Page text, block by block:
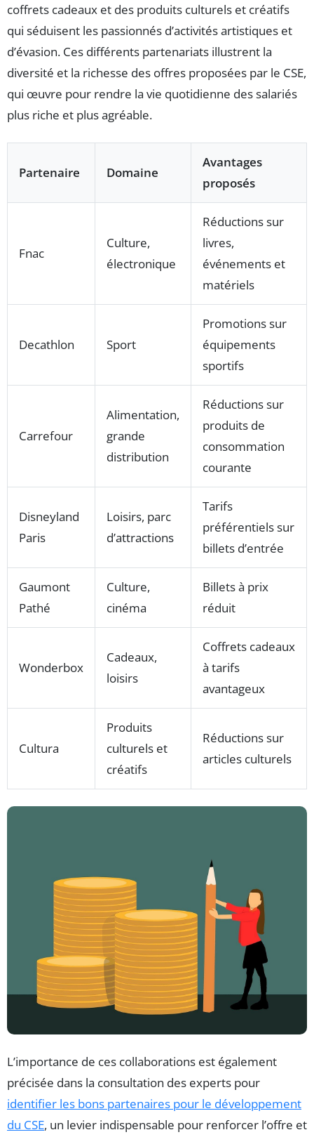
coffrets cadeaux et des produits culturels et créatifs
qui séduisent les passionnés d’activités artistiques et
d’évasion. Ces différents partenariats illustrent la
diversité et la richesse des offres proposées par le CSE,
qui œuvre pour rendre la vie quotidienne des salariés
plus riche et plus agréable.
Partenaire Domaine
Avantages
proposés
Fnac
Culture,
électronique
Réductions sur
livres,
événements et
matériels
Decathlon Sport
Promotions sur
équipements
sportifs
Carrefour
Alimentation,
grande
distribution
Réductions sur
produits de
consommation
courante
Disneyland
Paris
Loisirs, parc
d’attractions
Tarifs
préférentiels sur
billets d’entrée
Gaumont
Pathé
Culture,
cinéma
Billets à prix
réduit
Wonderbox
Cadeaux,
loisirs
Coffrets cadeaux
à tarifs
avantageux
Cultura
Produits
culturels et
créatifs
Réductions sur
articles culturels
L’importance de ces collaborations est également
précisée dans la consultation des experts pour
identifier les bons partenaires pour le développement
du CSE, un levier indispensable pour renforcer l’offre et